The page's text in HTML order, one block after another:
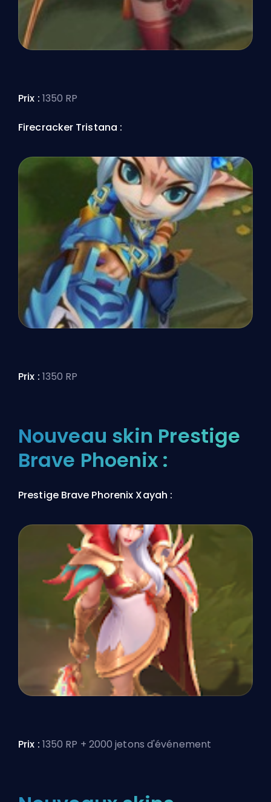
Prix : 1350 RP
Firecracker Tristana :
Prix : 1350 RP
Nouveau skin Prestige
Brave Phoenix :
Prestige Brave Phorenix Xayah :
Prix : 1350 RP + 2000 jetons d'événement